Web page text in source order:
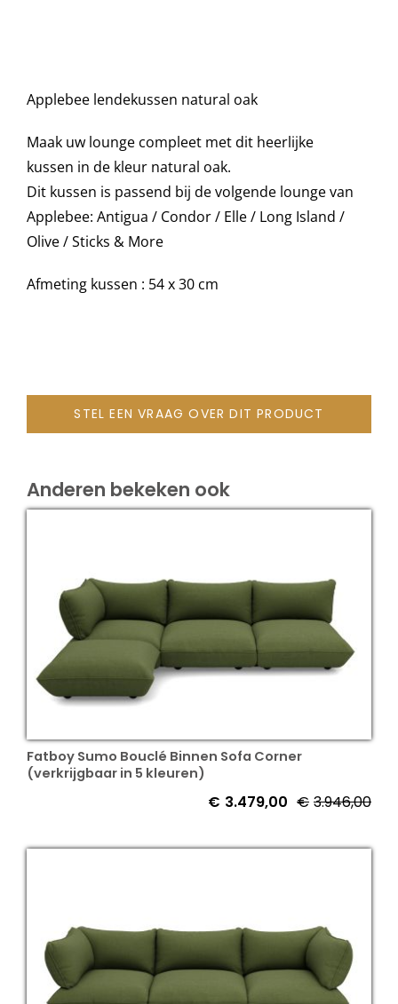
Buitenkleden
Tuinkussens
Beschermhoezen
Verlichting
Accessoires en Kado
Applebee lendekussen natural oak
Maak uw lounge compleet met dit heerlijke
kussen in de kleur natural oak.
Dit kussen is passend bij de volgende lounge van
Applebee: Antigua / Condor / Elle / Long Island /
Olive / Sticks & More
Afmeting kussen : 54 x 30 cm
STEL EEN VRAAG OVER DIT PRODUCT
Anderen bekeken ook
Fatboy Sumo Bouclé Binnen Sofa Corner
(verkrijgbaar in 5 kleuren)
€ 3.946,00
€ 3.479,00